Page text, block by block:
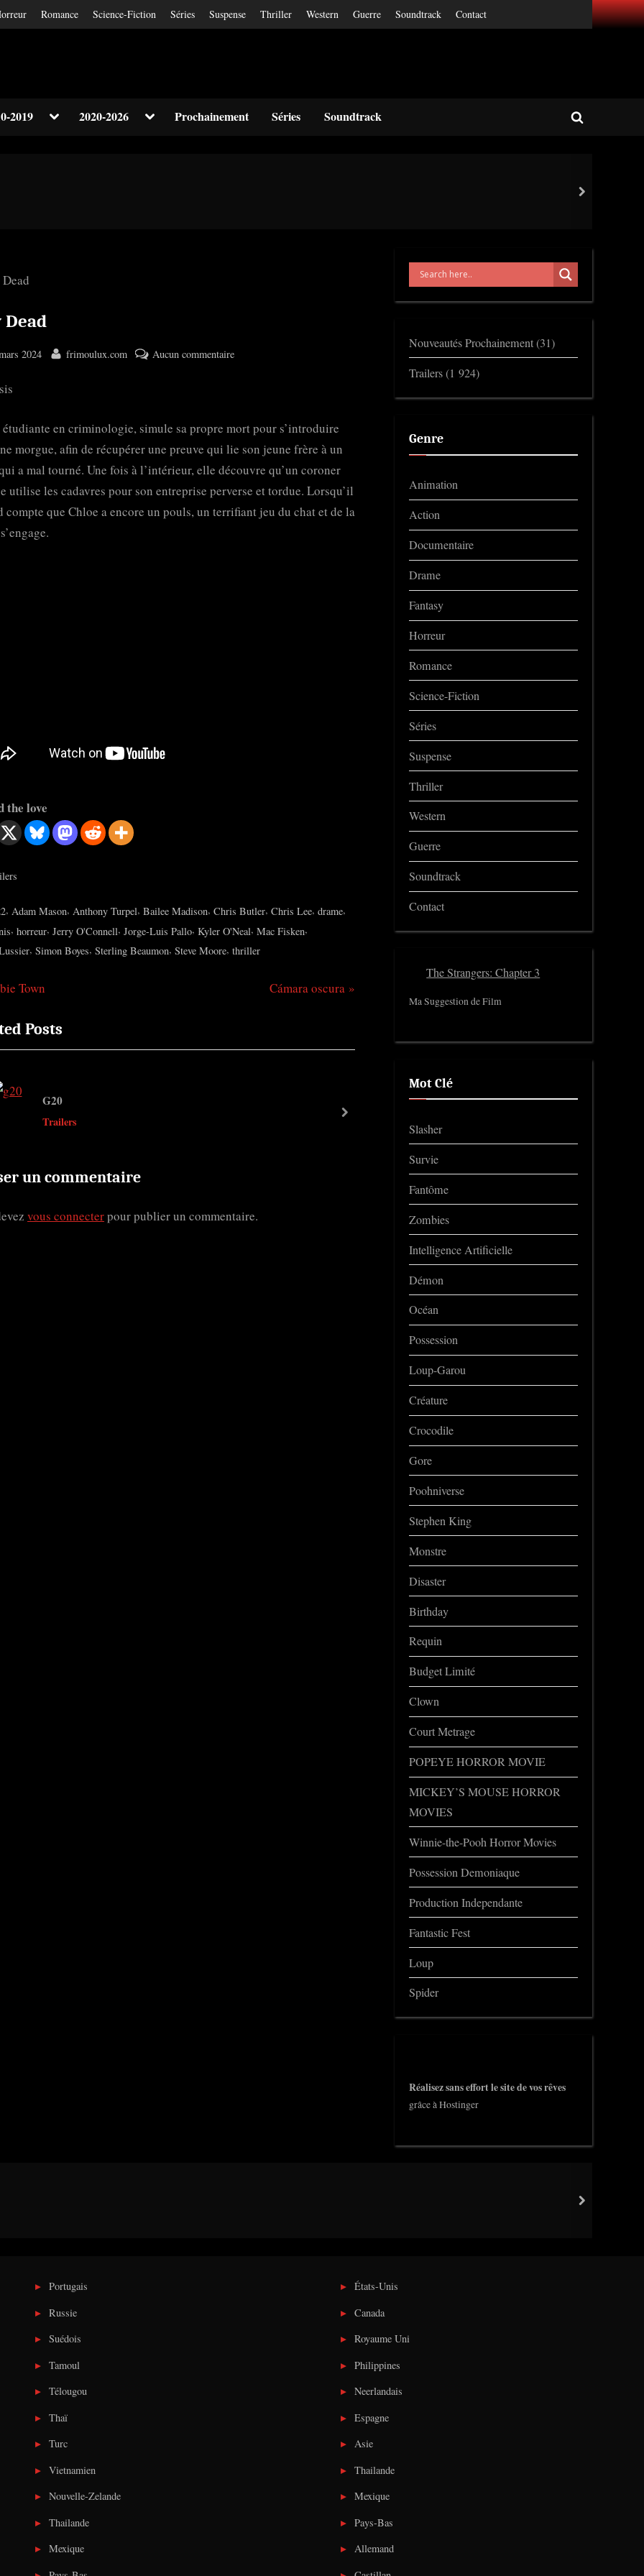
Romance Science-Fiction Séries Suspense Thriller Western Guerre Soundtrack Contact
2019 Toggle2020-2026 ToggleProchainement Séries Soundtrack
Toggle
next
Dead
2024 By
frimoulux.com Aucun commentairesur
en criminologie, simule sa propre mort pour s’introduire
morgue, afin de récupérer une preuve qui lie son jeune frère à un
a mal tourné. Une fois à l’intérieur, elle découvre qu’un coroner
utilise les cadavres pour son entreprise perverse et tordue. Lorsqu’il
compte que Chloe a encore un pouls, un terrifiant jeu du chat et de la
the love
, Adam Mason, Anthony Turpel, Bailee Madison, Chris Butler, Chris Lee, drame,
, horreur, Jerry O'Connell, Jorge-Luis Pallo, Kyler O'Neal, Mac Fisken,
, Simon Boyes, Sterling Beaumon, Steve Moore, thriller
Town
N
t
Cámara oscura
Posts
G20
Trailers
The Cult of Humpty Dumpty 2
next
un commentaire
vous connecterpour publier un commentaire.
Nouveautés Prochainement(31)
Trailers(1 924)
Genre
Animation
Action
Documentaire
Drame
Fantasy
Horreur
Romance
Science-Fiction
Séries
Suspense
Thriller
Western
Guerre
Soundtrack
Contact
The Strangers: Chapter 3
Ma Suggestion de Film
Mot Clé
Slasher
Survie
Fantôme
Zombies
Intelligence Artificielle
Démon
Océan
Possession
Loup-Garou
Créature
Crocodile
Gore
Poohniverse
Stephen King
Monstre
Disaster
Birthday
Requin
Budget Limité
Clown
Court Metrage
POPEYE HORROR MOVIE
MICKEY’S MOUSE HORROR
MOVIES
Winnie-the-Pooh Horror Movies
Possession Demoniaque
Production Independante
Fantastic Fest
Loup
Spider
Réalisez sans effort le site de vos rêves
grâce à Hostinger
next
Portugais
Russie
Suédois
Tamoul
Télougou
Thaï
Turc
Vietnamien
Nouvelle-Zelande
Thailande
Mexique
États-Unis
Canada
Royaume Uni
Philippines
Neerlandais
Espagne
Asie
Thailande
Mexique
Pays-Bas
Allemand